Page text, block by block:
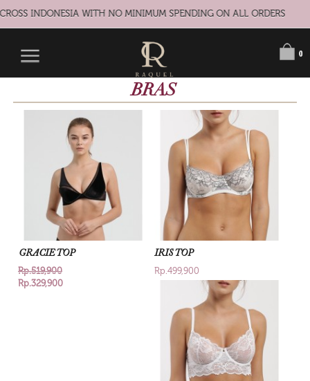
INDONESIA WITH NO MINIMUM SPENDING ON ALL ORDERS
0
BRAS
GRACIE TOP
Rp.519,900
Rp.329,900
IRIS TOP
Rp.499,900